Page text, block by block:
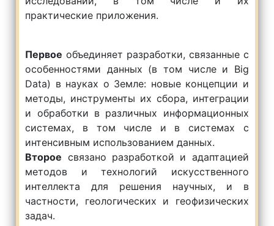
практические приложения.
Первое объединяет разработки, связанные с
особенностями данных (в том числе и Big
Data) в науках о Земле: новые концепции и
методы, инструменты их сбора, интеграции
и обработки в различных информационных
системах, в том числе и в системах с
интенсивным использованием данных.
Второе связано разработкой и адаптацией
методов и технологий искусственного
интеллекта для решения научных, и в
частности, геологических и геофизических
задач.